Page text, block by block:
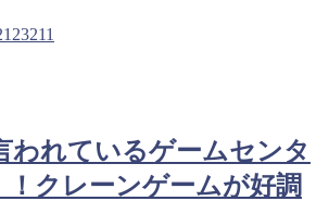
われているゲームセンタ
！クレーンゲームが好調